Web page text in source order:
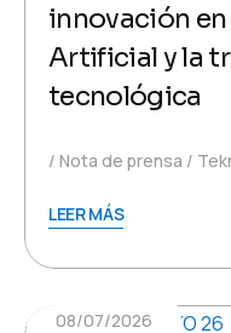
innovación
Artificial y la
tecnológica
Nota de prensa
LEER MÁS
08/07/2026